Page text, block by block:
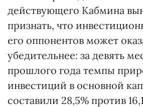
действующего Кабмина
признать, что
его оппонентов может
убедительнее: за девять
прошлого года темпы
инвестиций в основной
составили 28,5% против